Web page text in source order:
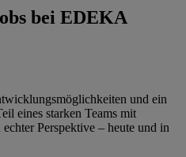
bei EDEKA
und ein
eines starken Teams mit
Perspektive – heute und in